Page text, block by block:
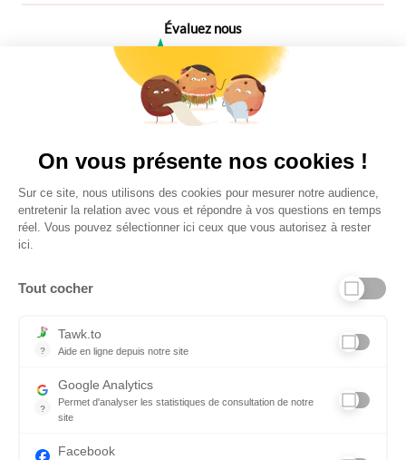
Évaluez nous
Plus de 650 Avis
FAQ - réponses à vos questions
On vous présente nos cookies !
Sur ce site, nous utilisons des cookies pour mesurer notre audience,
entretenir la relation avec vous et répondre à vos questions en temps
réel. Vous pouvez sélectionner ici ceux que vous autorisez à rester
ici.
Tout cocher
?
Tawk.to
Aide en ligne depuis notre site
?
Google Analytics
Permet d'analyser les statistiques de consultation de notre
site
Facebook